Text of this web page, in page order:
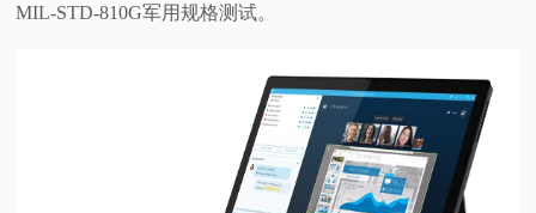
快
MIL-STD-810G军用规格测试。